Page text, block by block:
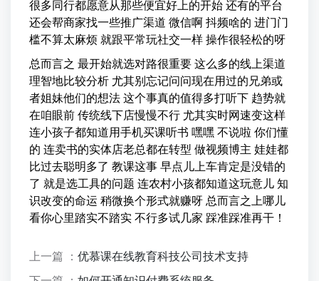
很多同行都愿意从那些便宜好上的开始 还有的平台
还会帮商家找一些推广渠道 微信啊 抖频啥的 进门门
槛不算太麻烦 就跟平常玩社交一样 操作很轻松的呀
总而言之 最开始就选对路很重要 这么多的线上渠道
理智地比较分析 尤其别忘记问问现在用过的兄弟或
者姐妹他们的想法 这个事真的值得多打听下 趋势就
在咱眼前 传统线下店慢慢不行 尤其实时网速变这样
连小孩子都知道用手机买课听书 嘿嘿 不说啦 你们懂
的 连卖书的实体店老总都在转型 做视频博主 娃娃都
比过去聪明多了 教课这事 早点儿上车肯定是没错的
了 就是选工具的问题 连农村小孩都知道这玩意儿 知
识改变的命运 稍微换个形式就赚呀 总而言之上哪儿
看你心里踏实不踏实 不行多试几家 踩准踩准再干！
上一篇 ： 优慕课在线教育科技公司技术支持